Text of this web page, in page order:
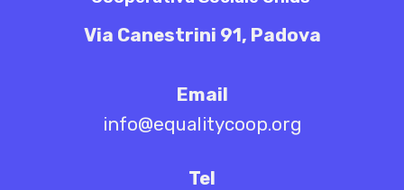
Via Canestrini 91, Padova
Email
info@equalitycoop.org
Tel